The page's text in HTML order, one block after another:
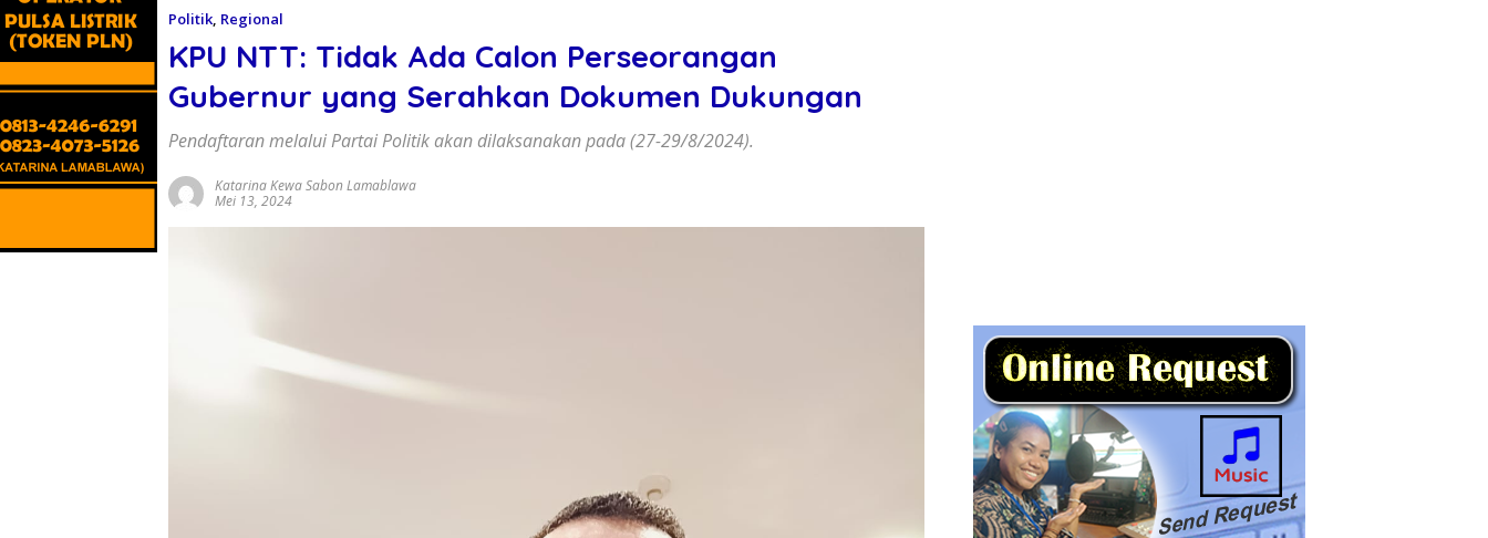
Politik, Regional
KPU NTT: Tidak Ada Calon Perseorangan
Gubernur yang Serahkan Dokumen Dukungan
Pendaftaran melalui Partai Politik akan dilaksanakan pada (27-29/8/2024).
Katarina Kewa Sabon Lamablawa
Mei 13, 2024